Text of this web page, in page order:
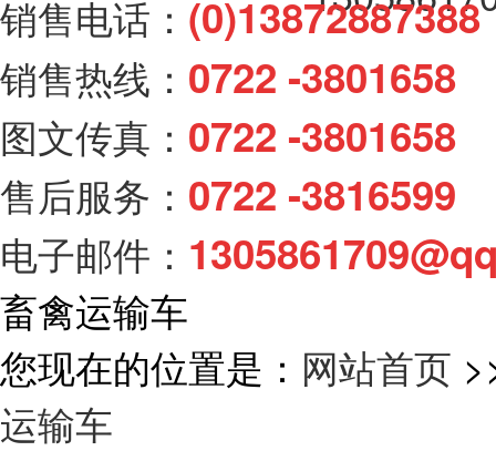
销售电话：
销售热线： 0722 -3801658
图文传真： 0722 -3801658
售后服务： 0722 -3816599
电子邮件：
畜禽运输车
您现在的位置是： 网站首页
运输车